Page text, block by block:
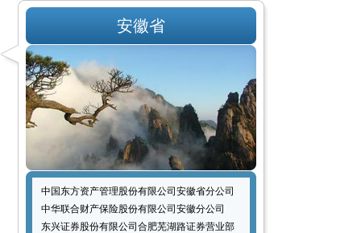
安徽省
中国东方资产管理股份有限公司安徽省分公司
中华联合财产保险股份有限公司安徽分公司
东兴证券股份有限公司合肥芜湖路证券营业部